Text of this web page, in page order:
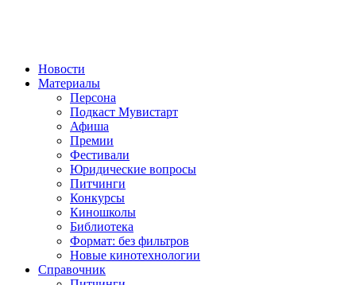
Новости
Материалы
Персона
Подкаст Мувистарт
Афиша
Премии
Фестивали
Юридические вопросы
Питчинги
Конкурсы
Киношколы
Библиотека
Формат: без фильтров
Новые кинотехнологии
Справочник